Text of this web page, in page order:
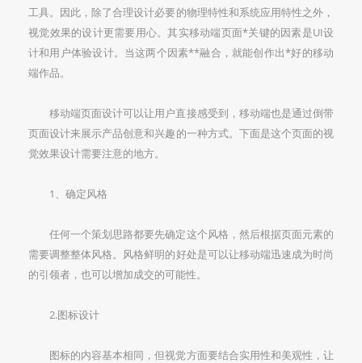
工具。因此，除了合理设计必要的物理特性和系统应用特性之外，
视觉效果的设计更需要用心。其实移动端页面*关键的因素是UI设
计和用户体验设计。当这两个因素**融合，就能创作出*好的移动
端作品。
移动端页面设计可以让用户直接感受到，移动端也是通过倒带
页面设计来展示产品创意和兴趣的一种方式。下面是这个页面的视
觉效果设计需要注意的地方。
1、确定风格
任何一个策划思路都要先确定这个风格，然后根据页面元素的
需要调整整体风格。风格鲜明的好处是可以让移动端迅速成为时尚
的引领者，也可以增加成交的可能性。
2.图标设计
图标的内容基本相同，但视觉方面要结合实用性和美观性，让